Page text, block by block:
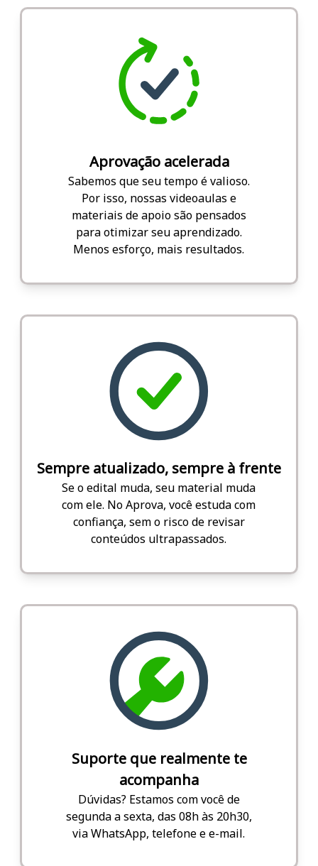
Aprovação acelerada
Sabemos que seu tempo é valioso.
Por isso, nossas videoaulas e
materiais de apoio são pensados
para otimizar seu aprendizado.
Menos esforço, mais resultados.
Sempre atualizado, sempre à frente
Se o edital muda, seu material muda
com ele. No Aprova, você estuda com
confiança, sem o risco de revisar
conteúdos ultrapassados.
Suporte que realmente te
acompanha
Dúvidas? Estamos com você de
segunda a sexta, das 08h às 20h30,
via WhatsApp, telefone e e-mail.